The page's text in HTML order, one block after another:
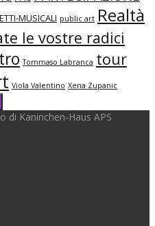
MUSICALI public art Realtà
le vostre radici
Tommaso Labranca tour
Viola Valentino Xena Zupanic
di Kaninchen-Haus APS